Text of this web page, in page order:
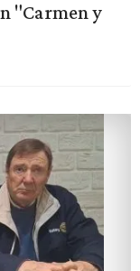
"Carmen y